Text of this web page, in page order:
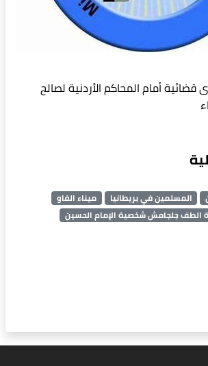
أمام المحاكم الأردنية لصالح
المسلمين في بريطانيا
ميناء الفاو
جلجامش شخصية الإمام الحسين